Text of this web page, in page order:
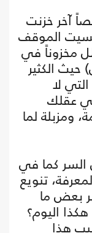
آخر خزنت
الموقف
مخزوناً في
الكثير
لا
عقلك
ومزبلة لما
كما في
تنويع
بعض ما
اليوم؟
هذا